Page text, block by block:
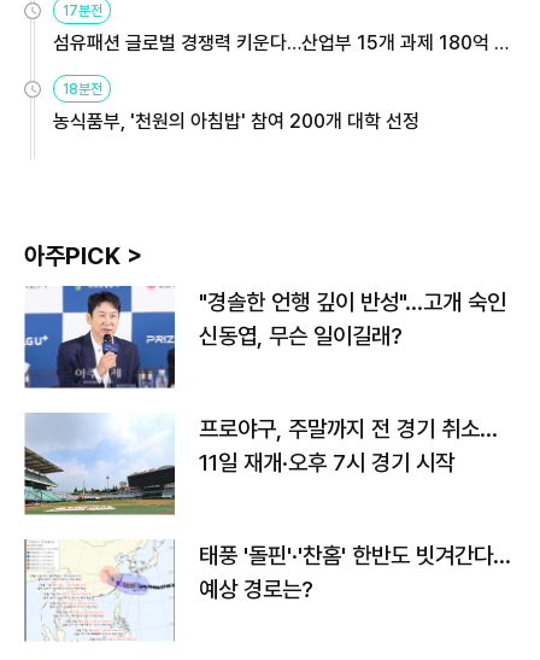
17분전
섬유패션 글로벌 경쟁력 키운다…산업부 15개 과제 180억 지
18분전
농식품부, '천원의 아침밥' 참여 200개 대학 선정
아주PICK >
"경솔한 언행 깊이 반성"…고개 숙인
신동엽, 무슨 일이길래?
프로야구, 주말까지 전 경기 취소…
11일 재개·오후 7시 경기 시작
태풍 '돌핀'·'찬홈' 한반도 빗겨간다…
예상 경로는?